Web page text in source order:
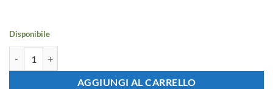
Disponibile
AGGIUNGI AL CARRELLO